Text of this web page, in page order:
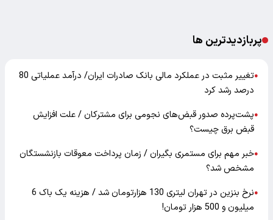
پربازدیدترین ها
●
تغییر مثبت در عملکرد مالی بانک صادرات ایران/ درآمد عملیاتی 80
درصد رشد کرد
●پشت‌پرده صدور قبض‌های نجومی برای مشترکان / علت افزایش
قبض برق چیست؟
●خبر مهم برای مستمری بگیران / زمان پرداخت معوقات بازنشستگان
مشخص شد؟
●
نرخ بنزین در تهران لیتری 130 هزارتومان شد / هزینه یک باک 6
میلیون و 500 هزار تومان!